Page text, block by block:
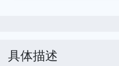
具体描述